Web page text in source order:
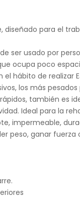
para el trabajo
ser usado por
ocupa poco
de realizar
los más
también es
Ideal para la
impermeable,
peso, ganar fuerza